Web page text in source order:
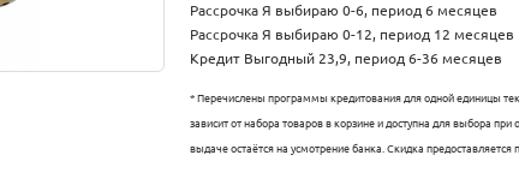
Рассрочка Я выбираю 0-6, период 6 месяцев
Рассрочка Я выбираю 0-12, период 12 месяцев
Кредит Выгодный 23,9, период 6-36 месяцев
* Перечислены программы кредитования для одной единицы
зависит от набора товаров в корзине и доступна для выбора
выдаче остаётся на усмотрение банка. Скидка